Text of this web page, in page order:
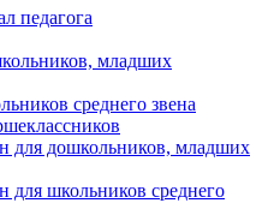
педагога
младших
среднего звена
для дошкольников, младших
для школьников среднего